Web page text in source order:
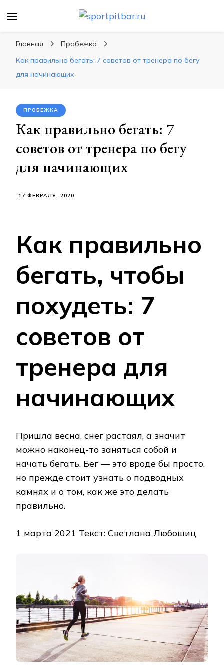
спортивных упражнения, правильные
диеты, программы тренировок
Главная
Пробежка
Как правильно бегать: 7 советов от тренера по бегу
для начинающих
ПРОБЕЖКА
Как правильно бегать: 7
советов от тренера по бегу
для начинающих
17 ФЕВРАЛЯ, 2020
Как правильно
бегать, чтобы
похудеть: 7
советов от
тренера для
начинающих
Пришла весна, снег растаял, а значит
можно наконец-то заняться собой и
начать бегать. Бег — это вроде бы просто,
но прежде стоит узнать о подводных
камнях и о том, как же это делать
правильно.
1 марта 2021 Текст: Светлана Любошиц